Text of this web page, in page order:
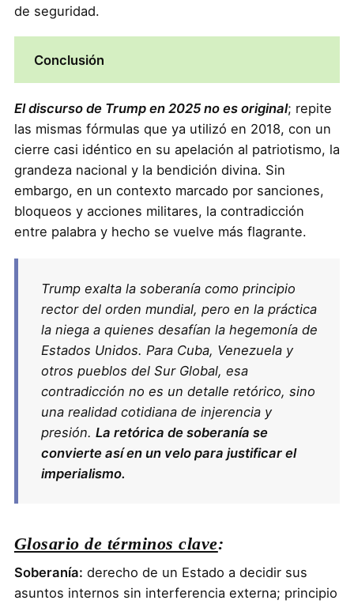
de seguridad.
Conclusión
El discurso de Trump en 2025 no es original; repite
las mismas fórmulas que ya utilizó en 2018, con un
cierre casi idéntico en su apelación al patriotismo, la
grandeza nacional y la bendición divina. Sin
embargo, en un contexto marcado por sanciones,
bloqueos y acciones militares, la contradicción
entre palabra y hecho se vuelve más flagrante.
Trump exalta la soberanía como principio
rector del orden mundial, pero en la práctica
la niega a quienes desafían la hegemonía de
Estados Unidos. Para Cuba, Venezuela y
otros pueblos del Sur Global, esa
contradicción no es un detalle retórico, sino
una realidad cotidiana de injerencia y
presión. La retórica de soberanía se
convierte así en un velo para justificar el
imperialismo.
Glosario de términos clave:
Soberanía: derecho de un Estado a decidir sus
asuntos internos sin interferencia externa; principio